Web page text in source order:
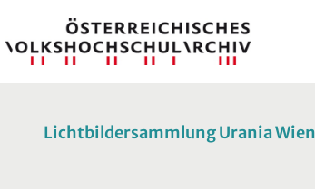
Lichtbildersammlung Urania Wien